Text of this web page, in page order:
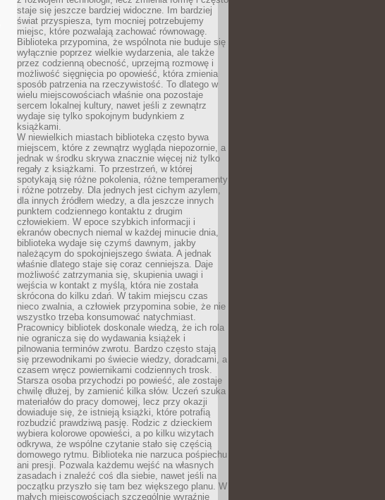
staje się jeszcze bardziej widoczne. Im bardziej
świat przyspiesza, tym mocniej potrzebujemy
miejsc, które pozwalają zachować równowagę.
Biblioteka przypomina, że wspólnota nie buduje się
wyłącznie poprzez wielkie wydarzenia, ale także
przez codzienną obecność, uprzejmą rozmowę i
możliwość sięgnięcia po opowieść, która zmienia
sposób patrzenia na rzeczywistość. To dlatego w
wielu miejscowościach właśnie ona pozostaje
sercem lokalnej kultury, nawet jeśli z zewnątrz
wydaje się tylko spokojnym budynkiem z
książkami.
W niewielkich miastach biblioteka często bywa
miejscem, które z zewnątrz wygląda niepozornie, a
jednak w środku skrywa znacznie więcej niż tylko
regały z książkami. To przestrzeń, w której
spotykają się różne pokolenia, różne temperamenty
i różne potrzeby. Dla jednych jest cichym azylem,
dla innych źródłem wiedzy, a dla jeszcze innych
punktem codziennego kontaktu z drugim
człowiekiem. W epoce szybkich informacji i
ekranów obecnych niemal w każdej minucie dnia,
biblioteka wydaje się czymś dawnym, jakby
należącym do spokojniejszego świata. A jednak
właśnie dlatego staje się coraz cenniejsza. Daje
możliwość zatrzymania się, skupienia uwagi i
wejścia w kontakt z myślą, która nie została
skrócona do kilku zdań. W takim miejscu czas
nieco zwalnia, a człowiek przypomina sobie, że nie
wszystko trzeba konsumować natychmiast.
Pracownicy bibliotek doskonale wiedzą, że ich rola
nie ogranicza się do wydawania książek i
pilnowania terminów zwrotu. Bardzo często stają
się przewodnikami po świecie wiedzy, doradcami, a
czasem wręcz powiernikami codziennych trosk.
Starsza osoba przychodzi po powieść, ale zostaje
chwilę dłużej, by zamienić kilka słów. Uczeń szuka
materiałów do pracy domowej, lecz przy okazji
dowiaduje się, że istnieją książki, które potrafią
rozbudzić prawdziwą pasję. Rodzic z dzieckiem
wybiera kolorowe opowieści, a po kilku wizytach
odkrywa, że wspólne czytanie stało się częścią
domowego rytmu. Biblioteka nie narzuca pośpiechu
ani presji. Pozwala każdemu wejść na własnych
zasadach i znaleźć coś dla siebie, nawet jeśli na
początku przyszło się tam bez większego planu. W
małych miejscowościach szczególnie wyraźnie